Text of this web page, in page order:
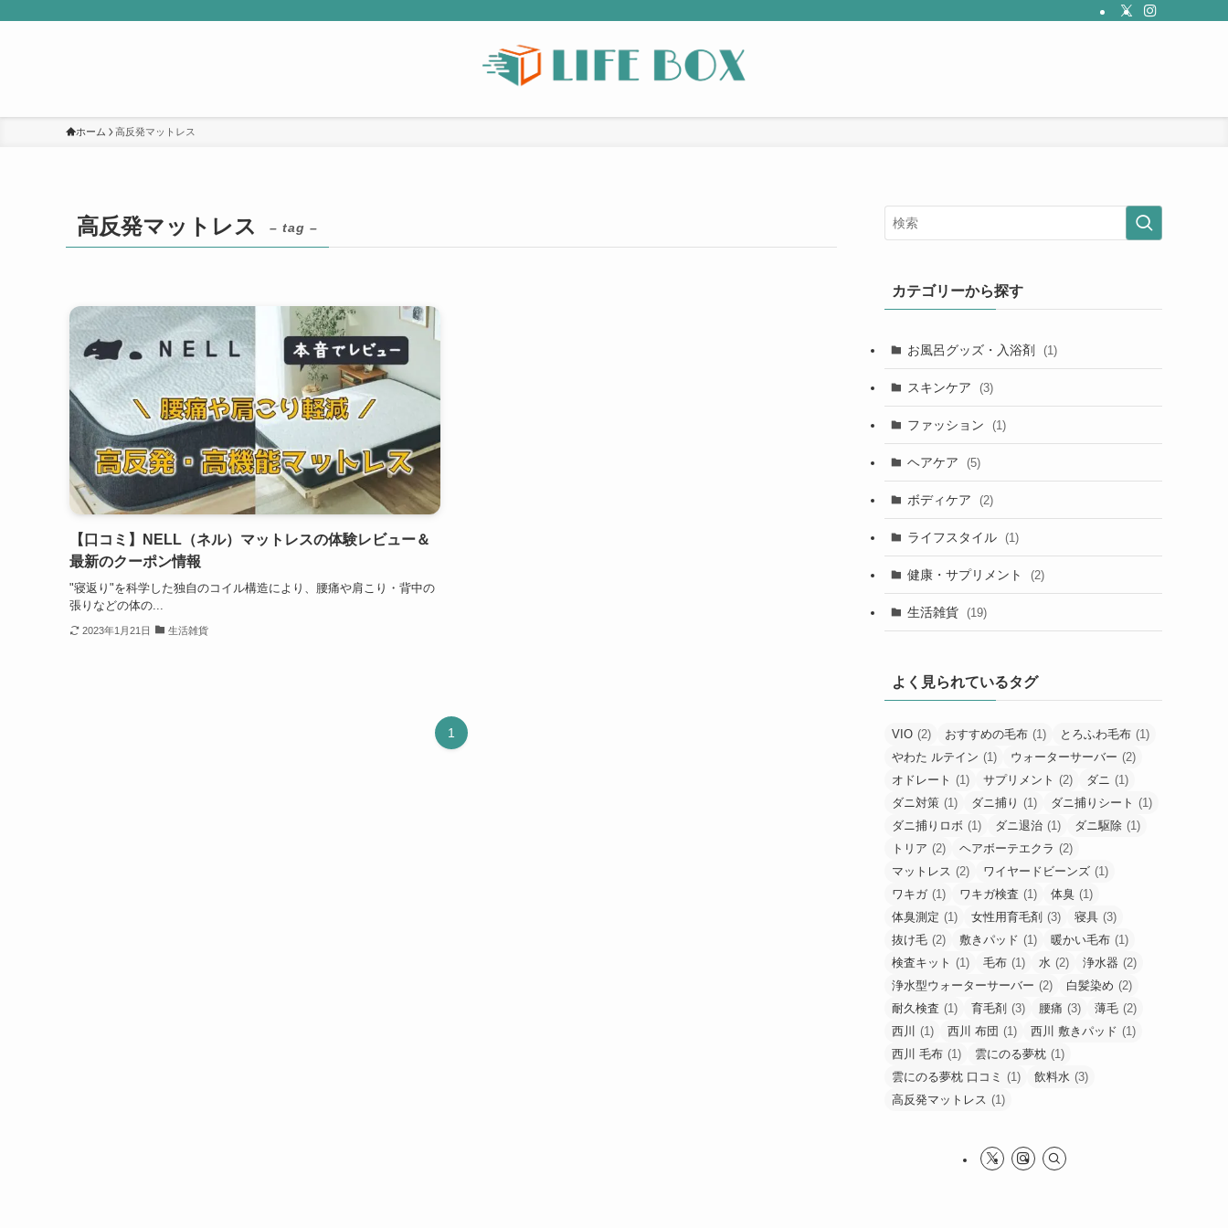
ホーム 高反発マットレス
高反発マットレス – tag –
【口コミ】NELL（ネル）マットレスの体験レビュー＆
最新のクーポン情報
"寝返り"を科学した独自のコイル構造により、腰痛や肩こり・背中の
張りなどの体の...
2023年1月21日 生活雑貨
1
カテゴリーから探す
お風呂グッズ・入浴剤 (1)
スキンケア (3)
ファッション (1)
ヘアケア (5)
ボディケア (2)
ライフスタイル (1)
健康・サプリメント (2)
生活雑貨 (19)
よく見られているタグ
VIO (2) おすすめの毛布 (1) とろふわ毛布 (1)
やわた ルテイン (1) ウォーターサーバー (2)
オドレート (1) サプリメント (2) ダニ (1)
ダニ対策 (1) ダニ捕り (1) ダニ捕りシート (1)
ダニ捕りロボ (1) ダニ退治 (1) ダニ駆除 (1)
トリア (2) ヘアボーテエクラ (2)
マットレス (2) ワイヤードビーンズ (1)
ワキガ (1) ワキガ検査 (1) 体臭 (1)
体臭測定 (1) 女性用育毛剤 (3) 寝具 (3)
抜け毛 (2) 敷きパッド (1) 暖かい毛布 (1)
検査キット (1) 毛布 (1) 水 (2) 浄水器 (2)
浄水型ウォーターサーバー (2) 白髪染め (2)
耐久検査 (1) 育毛剤 (3) 腰痛 (3) 薄毛 (2)
西川
(1) 西川 布団 (1) 西川 敷きパッド (1)
西川 毛布 (1) 雲にのる夢枕 (1)
雲にのる夢枕 口コミ (1) 飲料水 (3)
高反発マットレス (1)